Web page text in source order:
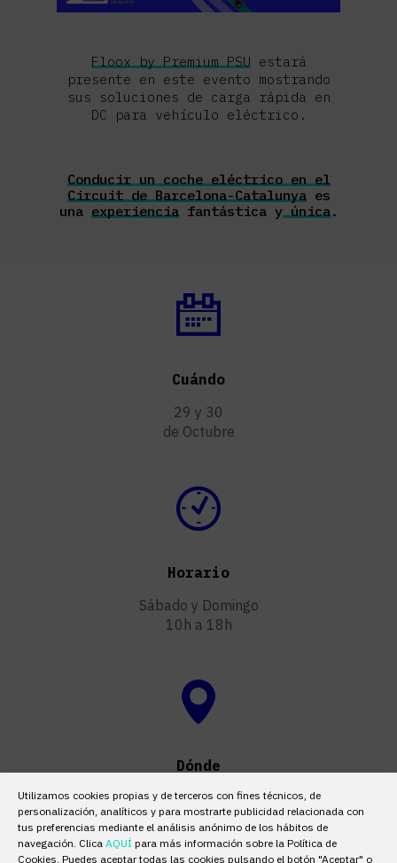
Utilizamos cookies propias y de terceros con fines técnicos, de
personalización, analíticos y para mostrarte publicidad relacionada con
tus preferencias mediante el análisis anónimo de los hábitos de
navegación. Clica AQUÍ para más información sobre la Política de
Cookies. Puedes aceptar todas las cookies pulsando el botón "Aceptar" o
Floox by Premium PSU estará
presente en este evento mostrando
sus soluciones de carga rápida en
DC para vehículo eléctrico.
Conducir un coche eléctrico en el
Circuit de Barcelona-Catalunya es
una experiencia fantástica yúnica .
Cuándo
29 y 30
de Octubre
Horario
Sábado y Domingo
10h a 18h
Dónde
Circuit de Catalunya-Barcelona
(Montmeló)